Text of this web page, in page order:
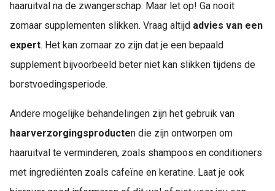
haaruitval na de zwangerschap. Maar let op! Ga nooit
zomaar supplementen slikken. Vraag altijd advies van een
expert. Het kan zomaar zo zijn dat je een bepaald
supplement bijvoorbeeld beter niet kan slikken tijdens de
borstvoedingsperiode.
Andere mogelijke behandelingen zijn het gebruik van
haarverzorgingsproducten die zijn ontworpen om
haaruitval te verminderen, zoals shampoos en conditioners
met ingrediënten zoals cafeïne en keratine. Laat je ook